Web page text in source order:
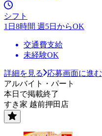
シフト
1日8時間 週5日からOK
交通費支給
未経験OK
詳細を見る
応募画面に進む
アルバイト・パート
本日で掲載終了
すき家 越前押田店